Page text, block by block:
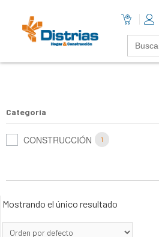
Buscar:
Categoría
CONSTRUCCIÓN 1
Mostrando el único resultado